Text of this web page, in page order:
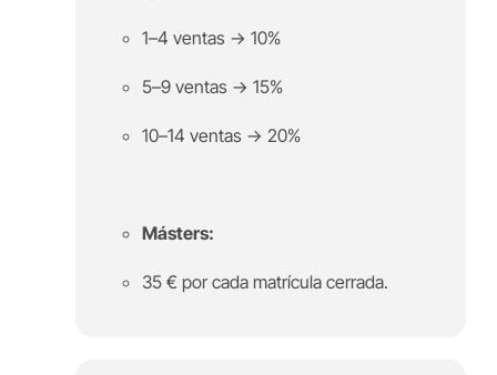
1–4 ventas → 10%
5–9 ventas → 15%
10–14 ventas → 20%
Másters:
35 € por cada matrícula cerrada.